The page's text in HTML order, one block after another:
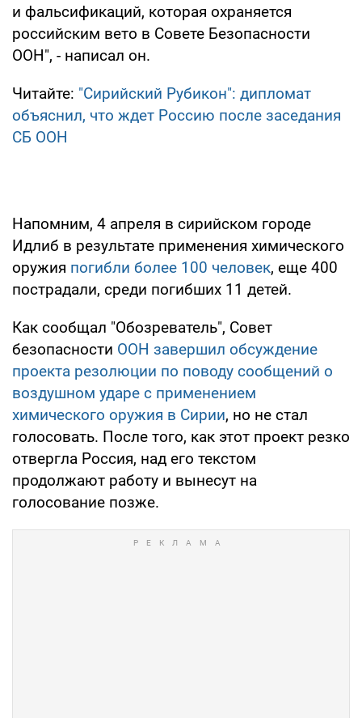
и фальсификаций, которая охраняется
российским вето в Совете Безопасности
ООН", - написал он.
Читайте: "Сирийский Рубикон": дипломат
объяснил, что ждет Россию после заседания
СБ ООН
Напомним, 4 апреля в сирийском городе
Идлиб в результате применения химического
оружия погибли более 100 человек, еще 400
пострадали, среди погибших 11 детей.
Как сообщал "Обозреватель", Совет
безопасности ООН завершил обсуждение
проекта резолюции по поводу сообщений о
воздушном ударе с применением
химического оружия в Сирии, но не стал
голосовать. После того, как этот проект резко
отвергла Россия, над его текстом
продолжают работу и вынесут на
голосование позже.